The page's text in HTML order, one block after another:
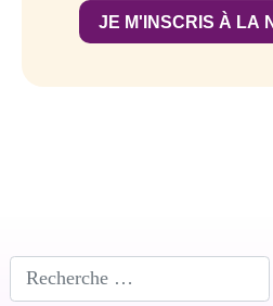
Rechercher